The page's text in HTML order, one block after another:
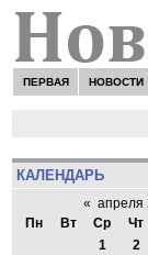
ПЕРВАЯ НОВОСТИ
КАЛЕНДАРЬ
« апреля
Пн
Вт Ср Чт
1
2